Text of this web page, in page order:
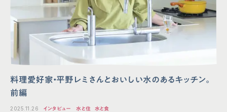
料理愛好家・平野レミさんとおいしい水のあるキッチン。
前編
2025.11.26 インタビュー 水と住 水と食